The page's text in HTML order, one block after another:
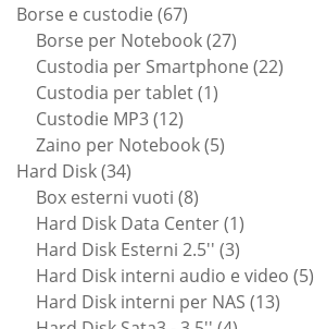
Borse e custodie 6767
prodotti
Borse per Notebook 2727
prodotti
Custodia per Smartphone 2222
Custodia per tablet 11
Custodie MP3 1212
prodotti
Zaino per Notebook 55
Hard Disk 3434
prodotti
Box esterni vuoti 88
prodotti
Hard Disk Data Center 11
prodotto
Hard Disk Esterni 2.5'' 33
prodotti
Hard Disk interni audio e video 55
Hard Disk interni per NAS 1313